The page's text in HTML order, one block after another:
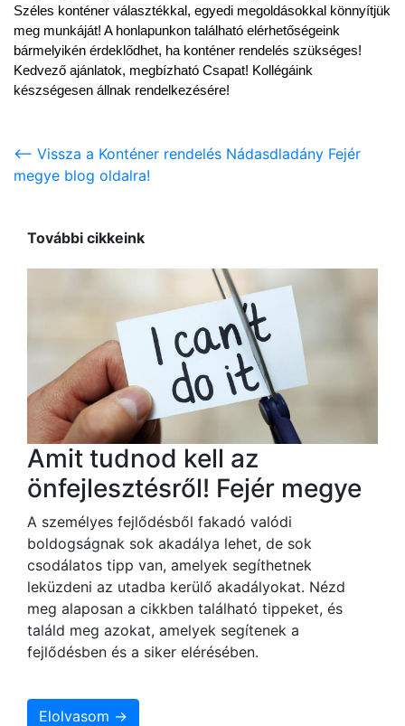
Széles konténer választékkal, egyedi megoldásokkal könnyítjük
meg munkáját! A honlapunkon található elérhetőségeink
bármelyikén érdeklődhet, ha konténer rendelés szükséges!
Kedvező ajánlatok, megbízható Csapat! Kollégáink
készségesen állnak rendelkezésére!
<-- Vissza a Konténer rendelés Nádasdladány Fejér
megye blog oldalra!
További cikkeink
Amit tudnod kell az
önfejlesztésről! Fejér megye
A személyes fejlődésből fakadó valódi
boldogságnak sok akadálya lehet, de sok
csodálatos tipp van, amelyek segíthetnek
leküzdeni az utadba kerülő akadályokat. Nézd
meg alaposan a cikkben található tippeket, és
találd meg azokat, amelyek segítenek a
fejlődésben és a siker elérésében.
Elolvasom →